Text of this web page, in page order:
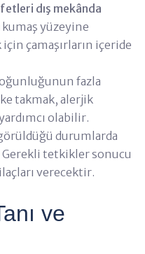
dış mekânda
yüzeyine
çamaşırların içeride
fazla
takmak, alerjik
olabilir.
durumlarda
tetkikler sonucu
verecektir.
ve